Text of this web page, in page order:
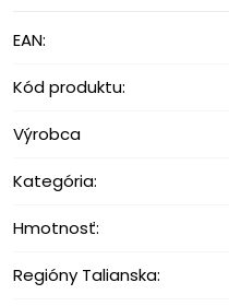
EAN:
Kód produktu:
Výrobca
Kategória:
Hmotnosť:
Regióny Talianska: